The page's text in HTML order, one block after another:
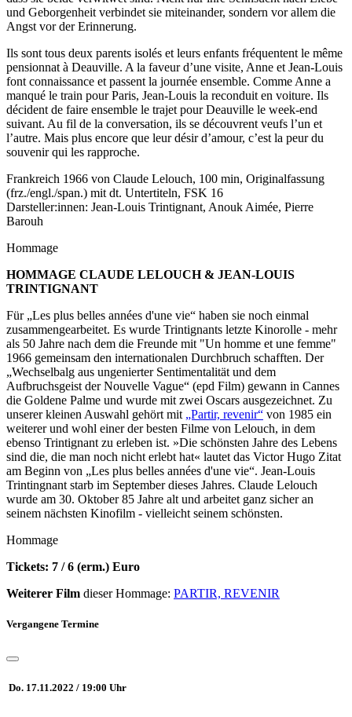
und Geborgenheit verbindet sie miteinander, sondern vor allem die
Angst vor der Erinnerung.
Ils sont tous deux parents isolés et leurs enfants fréquentent le même
pensionnat à Deauville. A la faveur d’une visite, Anne et Jean-Louis
font connaissance et passent la journée ensemble. Comme Anne a
manqué le train pour Paris, Jean-Louis la reconduit en voiture. Ils
décident de faire ensemble le trajet pour Deauville le week-end
suivant. Au fil de la conversation, ils se découvrent veufs l’un et
l’autre. Mais plus encore que leur désir d’amour, c’est la peur du
souvenir qui les rapproche.
Frankreich 1966 von Claude Lelouch, 100 min, Originalfassung
(frz./engl./span.) mit dt. Untertiteln, FSK 16
Darsteller:innen: Jean-Louis Trintignant, Anouk Aimée, Pierre
Barouh
Hommage
HOMMAGE CLAUDE LELOUCH & JEAN-LOUIS
TRINTIGNANT
Für „Les plus belles années d'une vie“ haben sie noch einmal
zusammengearbeitet. Es wurde Trintignants letzte Kinorolle - mehr
als 50 Jahre nach dem die Freunde mit "Un homme et une femme"
1966 gemeinsam den internationalen Durchbruch schafften. Der
„Wechselbalg aus ungenierter Sentimentalität und dem
Aufbruchsgeist der Nouvelle Vague“ (epd Film) gewann in Cannes
die Goldene Palme und wurde mit zwei Oscars ausgezeichnet. Zu
unserer kleinen Auswahl gehört mit „Partir, revenir“ von 1985 ein
weiterer und wohl einer der besten Filme von Lelouch, in dem
ebenso Trintignant zu erleben ist. »Die schönsten Jahre des Lebens
sind die, die man noch nicht erlebt hat« lautet das Victor Hugo Zitat
am Beginn von „Les plus belles années d'une vie“. Jean-Louis
Trintingnant starb im September dieses Jahres. Claude Lelouch
wurde am 30. Oktober 85 Jahre alt und arbeitet ganz sicher an
seinem nächsten Kinofilm - vielleicht seinem schönsten.
Hommage
Tickets: 7 / 6 (erm.) Euro
Weiterer Film dieser Hommage: PARTIR, REVENIR
Vergangene Termine
Do. 17.11.2022 / 19:00 Uhr